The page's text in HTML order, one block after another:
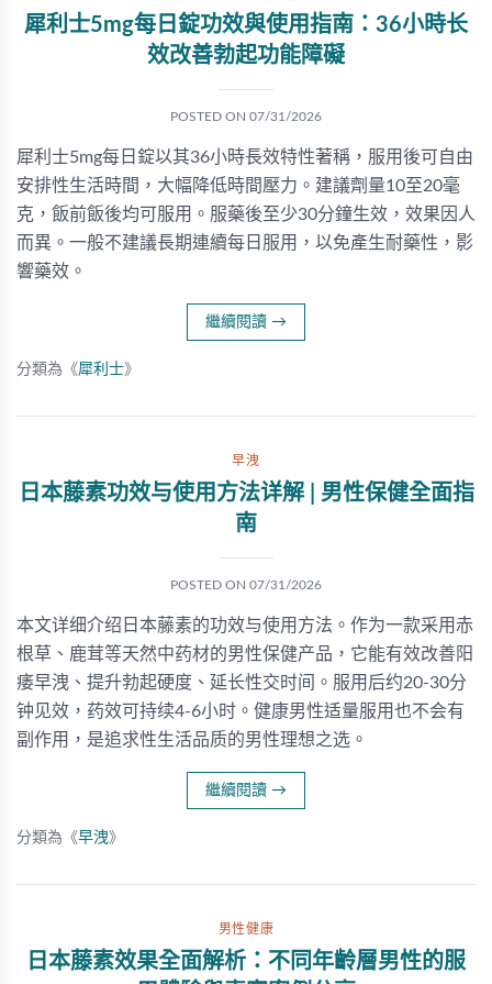
犀利士5mg每日錠功效與使用指南：36小時长
效改善勃起功能障礙
POSTED ON 07/31/2026
犀利士5mg每日錠以其36小時長效特性著稱，服用後可自由
安排性生活時間，大幅降低時間壓力。建議劑量10至20毫
克，飯前飯後均可服用。服藥後至少30分鐘生效，效果因人
而異。一般不建議長期連續每日服用，以免產生耐藥性，影
響藥效。
繼續閱讀 →
分類為《犀利士》
早洩
日本藤素功效与使用方法详解 | 男性保健全面指
南
POSTED ON 07/31/2026
本文详细介绍日本藤素的功效与使用方法。作为一款采用赤
根草、鹿茸等天然中药材的男性保健产品，它能有效改善阳
痿早洩、提升勃起硬度、延长性交时间。服用后约20-30分
钟见效，药效可持续4-6小时。健康男性适量服用也不会有
副作用，是追求性生活品质的男性理想之选。
繼續閱讀 →
分類為《早洩》
男性健康
日本藤素效果全面解析：不同年齡層男性的服